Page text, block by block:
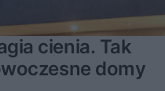
cienia. Tak
domy